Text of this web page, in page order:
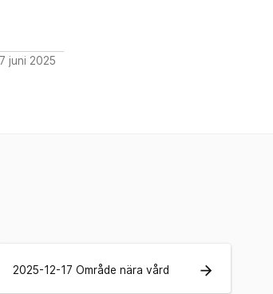
juni 2025
2025-12-17 Område nära vård arrow_forward